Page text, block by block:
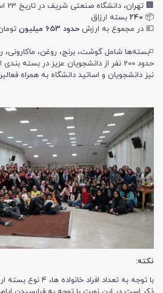
🏢 تهران، دانشگاه صنعتی شریف در تاریخ 23 اسفند 1403
📦
240 بسته ارزاق
💶 در مجموع به ارزش حدود 653 میلیون
◽️بسته‌ها شامل گوشت، برنج، روغن،
حدود 200 نفر از دانشجویان عزیز در بسته
نیز دانشجویان و اساتید دانشگاه به همراه
نکته:
با توجه به تعداد